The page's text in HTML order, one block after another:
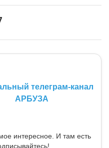
телеграм-канал
АРБУЗА
интересное. И там есть